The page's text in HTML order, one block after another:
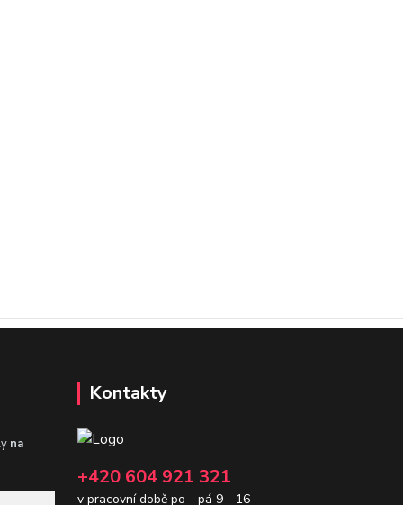
na
Kontakty
+420 604 921 321
v pracovní době po - pá 9 - 16